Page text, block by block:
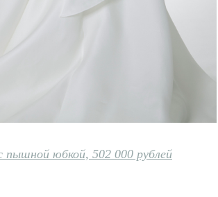
пышной юбкой, 502 000 рублей